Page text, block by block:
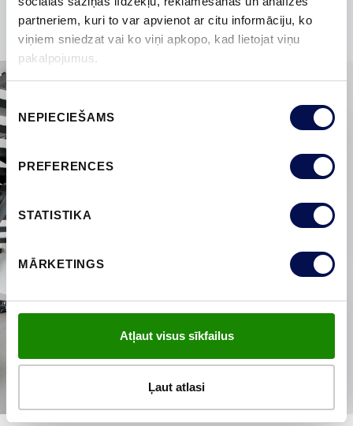
partneriem, kuri to var apvienot ar citu informāciju, ko
viņiem sniedzat vai ko viņi apkopo, kad lietojat viņu
pakalpojumus.
Piekrišanas
izvēleNEPIECIEŠAMS
PREFERENCES
STATISTIKA
MĀRKETINGS
Atļaut visus sīkfailus
Ļaut atlasi